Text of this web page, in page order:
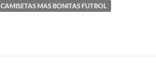
CAMISETAS MAS BONITAS FUTBOL